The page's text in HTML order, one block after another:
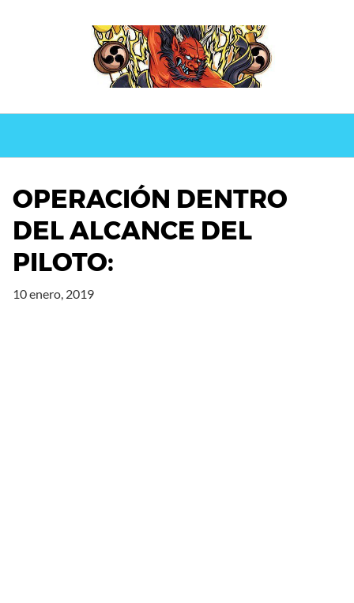
OPERACIÓN DENTRO
DEL ALCANCE DEL
PILOTO:
10 enero, 2019